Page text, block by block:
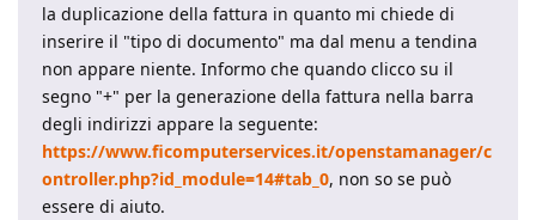
la duplicazione della fattura in quanto mi chiede di
inserire il "tipo di documento" ma dal menu a tendina
non appare niente. Informo che quando clicco su il
segno "+" per la generazione della fattura nella barra
degli indirizzi appare la seguente:
https://www.ficomputerservices.it/openstamanager/c
ontroller.php?id_module=14#tab_0, non so se può
essere di aiuto.